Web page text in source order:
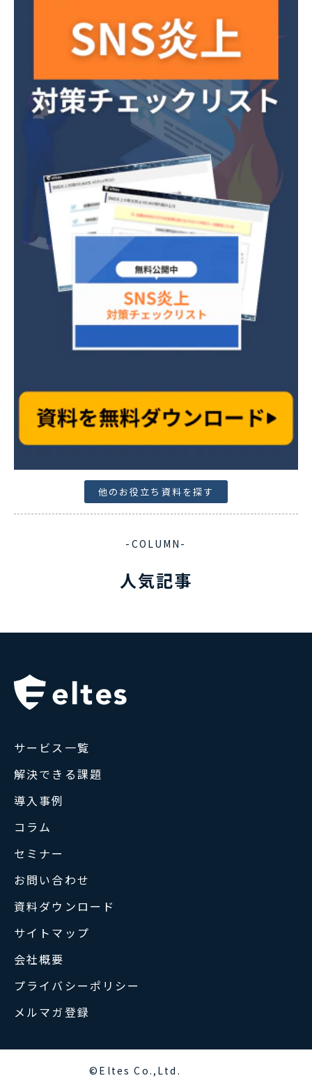
他のお役立ち資料を探す
-COLUMN-
人気記事
サービス一覧
解決できる課題
導入事例
コラム
セミナー
お問い合わせ
資料ダウンロード
サイトマップ
会社概要
プライバシーポリシー
メルマガ登録
©Eltes Co.,Ltd.